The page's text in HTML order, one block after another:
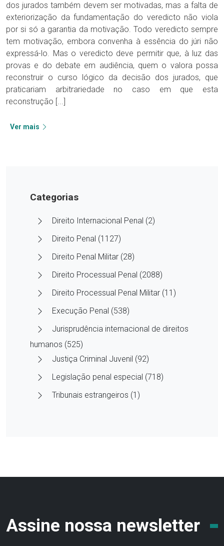
dos jurados também devem ser motivadas, mas a falta de
exteriorização da fundamentação do veredicto não viola
por si só a garantia da motivação. Todo veredicto sempre
tem motivação, embora convenha à essência do júri não
expressá-lo. Mas o veredicto deve permitir que, à luz das
provas e do debate em audiência, quem o valora possa
reconstruir o curso lógico da decisão dos jurados, que
praticariam arbitrariedade no caso em que esta
reconstrução [...]
Ver mais
Categorias
Direito Internacional Penal (2)
Direito Penal (1127)
Direito Penal Militar (28)
Direito Processual Penal (2088)
Direito Processual Penal Militar (11)
Execução Penal (538)
Jurisprudência internacional de direitos
humanos (525)
Justiça Criminal Juvenil (92)
Legislação penal especial (718)
Tribunais estrangeiros (1)
Assine nossa newsletter